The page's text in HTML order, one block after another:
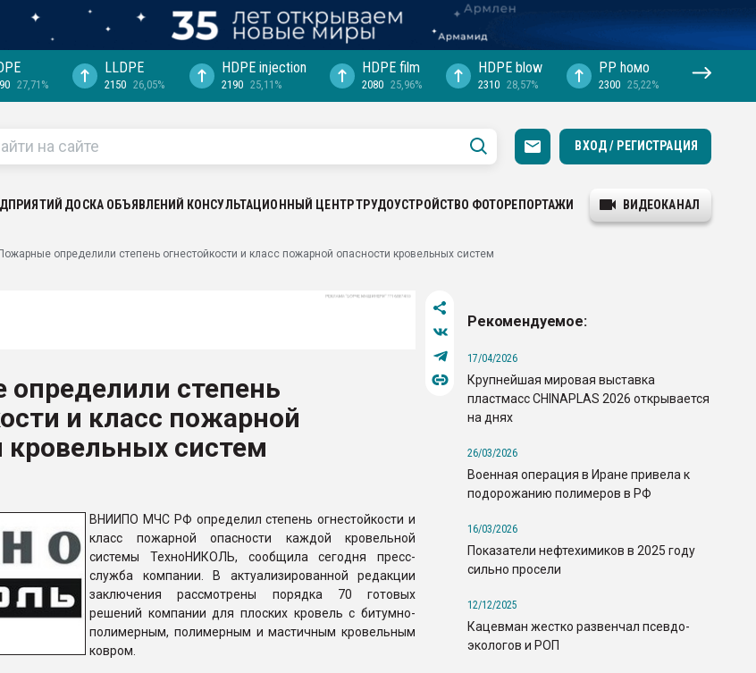
на
27,71%
LLDPE
2150 26,05%
HDPE injection
2190 25,11%
HDPE film
2080 25,96%
HDPE blow
2310 28,57%
PP hомо
2300 25,22%
ВХОД / РЕГИСТРАЦИЯ
ДОСКА ОБЪЯВЛЕНИЙ КОНСУЛЬТАЦИОННЫЙ ЦЕНТРТРУДОУСТРОЙСТВО ФОТОРЕПОРТАЖИ ВИДЕОКАНАЛ
определили степень огнестойкости и класс пожарной опасности кровельных систем
степень
и класс пожарной
кровельных систем
ВНИИПО МЧС РФ определил степень огнестойкости и
класс пожарной опасности каждой кровельной
системы ТехноНИКОЛЬ, сообщила сегодня пресс-
служба компании. В актуализированной редакции
заключения рассмотрены порядка 70 готовых
решений компании для плоских кровель с битумно-
полимерным, полимерным и мастичным кровельным
ковром.
Рекомендуемое:
17/04/2026
Крупнейшая мировая выставка
пластмасс CHINAPLAS 2026 открывается
на днях
26/03/2026
Военная операция в Иране привела к
подорожанию полимеров в РФ
16/03/2026
Показатели нефтехимиков в 2025 году
сильно просели
12/12/2025
Кацевман жестко развенчал псевдо-
экологов и РОП